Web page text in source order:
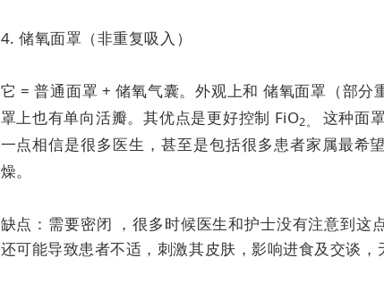
4. 储氧面罩（非重复吸入）
它 = 普通面罩 + 储氧气囊。外观上和 储氧面罩（部分
罩上也有单向活瓣。其优点是更好控制 FiO2。 这种面
一点相信是很多医生，甚至是包括很多患者家属最希
燥。
缺点：需要密闭 ，很多时候医生和护士没有注意到
还可能导致患者不适，刺激其皮肤，影响进食及交谈，